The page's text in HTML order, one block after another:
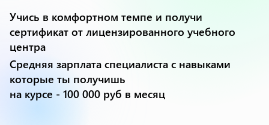
Учись в комфортном темпе и получи
сертификат от лицензированного учебного
центра
Средняя зарплата специалиста с навыками
которые ты получишь
на курсе - 100 000 руб в месяц